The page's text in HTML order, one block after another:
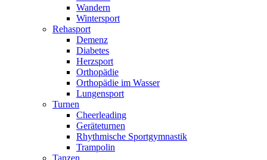
Wandern
Wintersport
Rehasport
Demenz
Diabetes
Herzsport
Orthopädie
Orthopädie im Wasser
Lungensport
Turnen
Cheerleading
Geräteturnen
Rhythmische Sportgymnastik
Trampolin
Tanzen